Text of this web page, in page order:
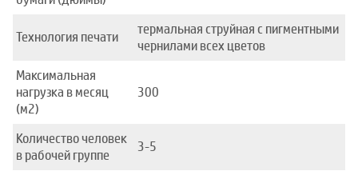
Технология печати
термальная струйная с пигментными
чернилами всех цветов
Максимальная
нагрузка в месяц
(м2)
300
Количество человек
в рабочей группе
3-5